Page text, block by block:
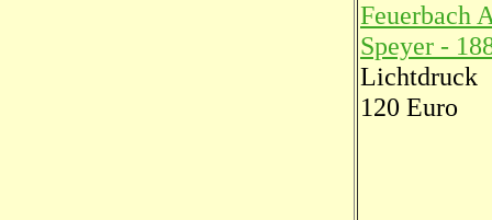
Feuerbach
Speyer -
Lichtdruck
120 Euro